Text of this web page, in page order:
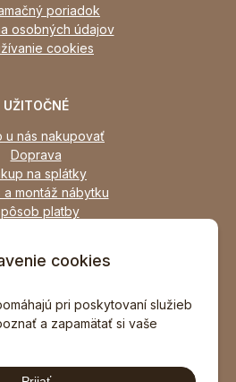
cookies
pri poskytovaní služieb
a zapamätať si vaše
poriadok
osobných údajov
cookies
UŽITOČNÉ
u nás nakupovať
Doprava
na splátky
a montáž nábytku
platby
typy interiérov
ZNÁMEMU